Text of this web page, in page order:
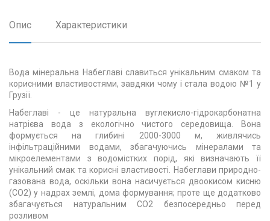
Опис Характеристики
Вода мінеральна Набеглаві славиться унікальним смаком та
корисними властивостями, завдяки чому і стала водою №1 у
Грузії.
Набеглаві - це натуральна вуглекисло-гідрокарбонатна
натрієва вода з екологічно чистого середовища. Вона
формується на глибині 2000-3000 м, живлячись
інфільтраційними водами, збагачуючись мінералами та
мікроелементами з водомістких порід, які визначають її
унікальний смак та корисні властивості. Набеглави природно-
газована вода, оскільки вона насичується двоокисом кисню
(CO2) у надрах землі, дома формування; проте ще додатково
збагачується натуральним CO2 безпосередньо перед
розливом